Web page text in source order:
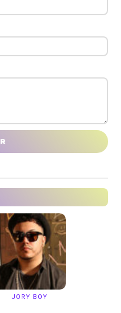
JORY BOY